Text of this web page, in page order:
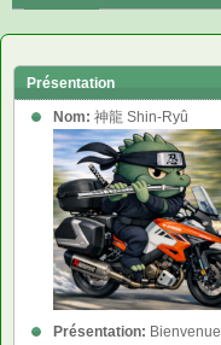
Présentation
Nom: 神龍 Shin-Ryû
Présentation: Bienvenue